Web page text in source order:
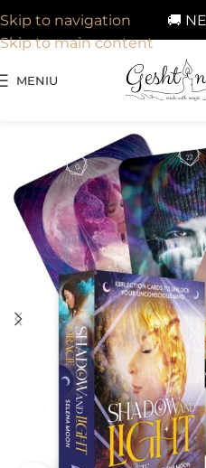
🚚
Skip to navigation
Skip to main content
MENIU